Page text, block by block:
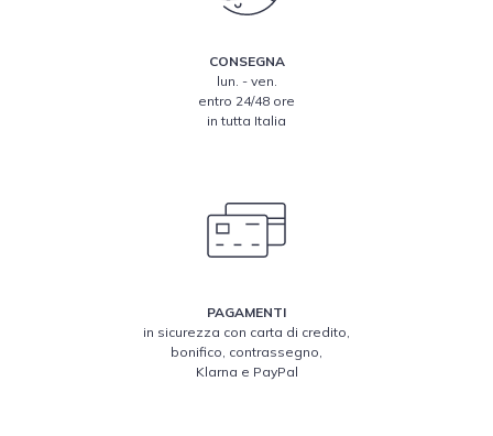
CONSEGNA
lun. - ven.
entro 24/48 ore
in tutta Italia
PAGAMENTI
in sicurezza con carta di credito,
bonifico, contrassegno,
Klarna e PayPal